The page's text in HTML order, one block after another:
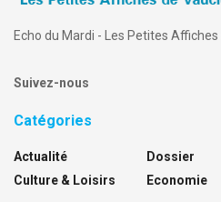
Echo du Mardi - Les Petites
Suivez-nous
Catégories
Actualité
Culture & Loisirs
Dossier
Economie